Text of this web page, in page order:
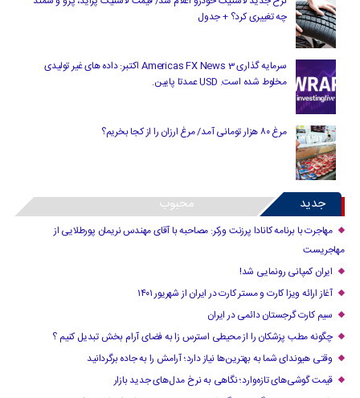
چه تغییری کرد؟ + جدول
سرمایه گذاری Americas FX News 3 اکتبر: داده های غیر تولیدی
مخلوط شده است. USD عمدتا پایین.
مرغ ۸۰ هزار تومانی آمد/ مرغ ارزان را از کجا بخریم؟
جدید محبوب
مهاجرت با برنامه کانادا پرزنت ورکر: مصاحبه با آقای مهندس نریمان پورطلایی از
مهاجریست
ایران کمپانی رونمایی شد!
آغاز ارائه ویزا کارت و مستر کارت در ایران از شهریور ۱۴۰۱
سیم کارت گرجستان دائمی در ایران
چگونه مطب پزشکان را از محیطی استرس زا به فضای آرام بخش تبدیل کنیم ؟
وقتی هیوندای شما به بهترین‌ها نیاز دارد؛ آرامش را به جاده برگردانید
قیمت گوشی‌های تازه‌وارد؛ نگاهی به نرخ مدل‌های جدید بازار